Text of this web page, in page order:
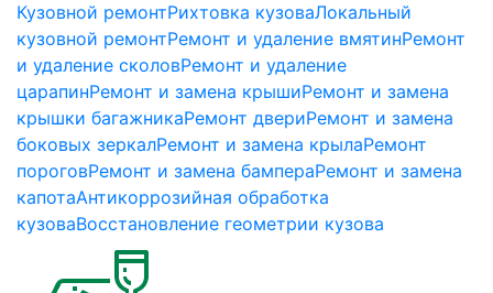
Кузовной ремонтРихтовка кузоваЛокальный
кузовной ремонтРемонт и удаление вмятинРемонт
и удаление сколовРемонт и удаление
царапинРемонт и замена крышиРемонт и замена
крышки багажникаРемонт двериРемонт и замена
боковых зеркалРемонт и замена крылаРемонт
пороговРемонт и замена бампераРемонт и замена
капотаАнтикоррозийная обработка
кузоваВосстановление геометрии кузова